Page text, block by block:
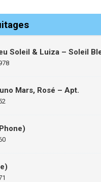
Soleil & Luiza – Soleil
Mars, Rosé – Apt.